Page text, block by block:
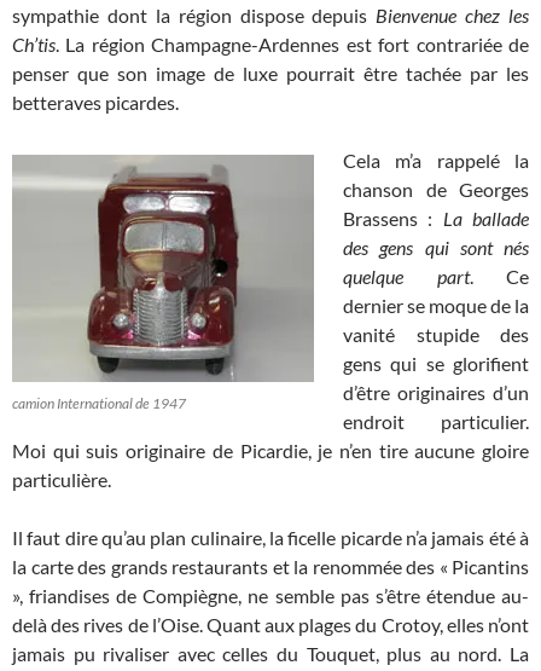
sympathie dont la région dispose depuis Bienvenue chez les
Ch’tis. La région Champagne-Ardennes est fort contrariée de
penser que son image de luxe pourrait être tachée par les
betteraves picardes.
camion International de 1947
Cela m’a rappelé la
chanson de Georges
Brassens : La ballade
des gens qui sont nés
quelque part. Ce
dernier se moque de la
vanité stupide des
gens qui se glorifient
d’être originaires d’un
endroit particulier.
Moi qui suis originaire de Picardie, je n’en tire aucune gloire
particulière.
Il faut dire qu’au plan culinaire, la ficelle picarde n’a jamais été à
la carte des grands restaurants et la renommée des « Picantins
», friandises de Compiègne, ne semble pas s’être étendue au-
delà des rives de l’Oise. Quant aux plages du Crotoy, elles n’ont
jamais pu rivaliser avec celles du Touquet, plus au nord. La